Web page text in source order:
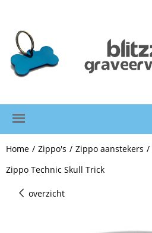
Home / Zippo's / Zippo aanstekers /
Zippo Technic Skull Trick
overzicht